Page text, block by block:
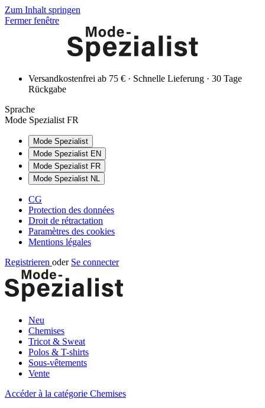
Zum Inhalt springen
Fermer fenêtre
Versandkostenfrei ab 75 € · Schnelle Lieferung · 30 Tage
Rückgabe
Sprache
Mode Spezialist FR
Mode Spezialist
Mode Spezialist EN
Mode Spezialist FR
Mode Spezialist NL
CG
Protection des données
Droit de rétractation
Paramètres des cookies
Mentions légales
Registrieren oder Se connecter
Neu
Chemises
Tricot & Sweat
Polos & T-shirts
Sous-vêtements
Vente
Accéder à la catégorie Chemises